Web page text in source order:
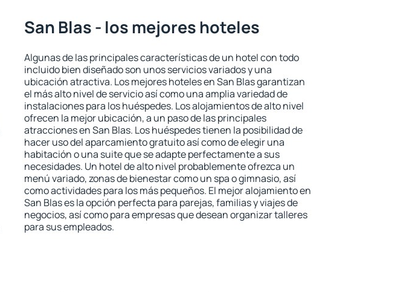
San Blas - los mejores hoteles
Algunas de las principales características de un hotel con todo
incluido bien diseñado son unos servicios variados y una
ubicación atractiva. Los mejores hoteles en San Blas garantizan
el más alto nivel de servicio así como una amplia variedad de
instalaciones para los huéspedes. Los alojamientos de alto nivel
ofrecen la mejor ubicación, a un paso de las principales
atracciones en San Blas. Los huéspedes tienen la posibilidad de
hacer uso del aparcamiento gratuito así como de elegir una
habitación o una suite que se adapte perfectamente a sus
necesidades. Un hotel de alto nivel probablemente ofrezca un
menú variado, zonas de bienestar como un spa o gimnasio, así
como actividades para los más pequeños. El mejor alojamiento en
San Blas es la opción perfecta para parejas, familias y viajes de
negocios, así como para empresas que desean organizar talleres
para sus empleados.